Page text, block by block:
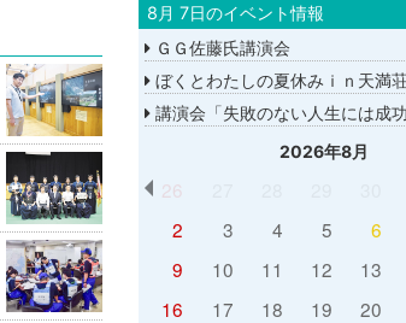
8月 7日のイベント情報
ＧＧ佐藤氏講演会
ぼくとわたしの夏休みｉｎ天満
講演会「失敗のない人生には成功もない」講師：
2026年8月
26
2
3 4 5 6
9
10 11 12 13
16
17 18 19 20